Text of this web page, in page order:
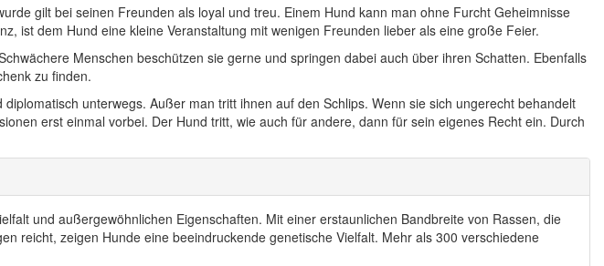
gilt bei seinen Freunden als loyal und treu. Einem Hund kann man ohne Furcht Geheimnisse
ist dem Hund eine kleine Veranstaltung mit wenigen Freunden lieber als eine große Feier.
Menschen beschützen sie gerne und springen dabei auch über ihren Schatten. Ebenfalls
zu finden.
unterwegs. Außer man tritt ihnen auf den Schlips. Wenn sie sich ungerecht behandelt
erst einmal vorbei. Der Hund tritt, wie auch für andere, dann für sein eigenes Recht ein. Durch
und außergewöhnlichen Eigenschaften. Mit einer erstaunlichen Bandbreite von Rassen, die
reicht, zeigen Hunde eine beeindruckende genetische Vielfalt. Mehr als 300 verschiedene